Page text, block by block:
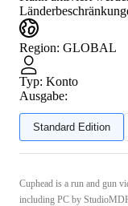
Region: GLOBAL
Typ: Konto
Ausgabe:
Standard Edition
Cuphead is a run and gun
including PC by